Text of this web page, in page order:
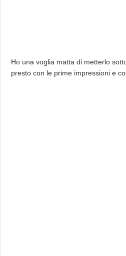
Ho una voglia matta di metterlo
presto con le prime impressioni e